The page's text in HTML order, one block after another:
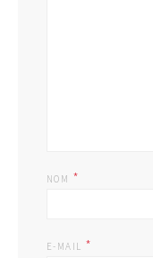
NOM *
E-MAIL *